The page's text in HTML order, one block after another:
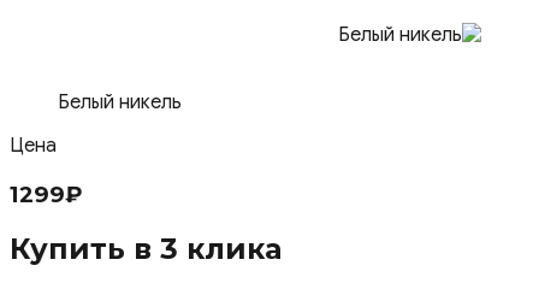
Белый никель
Цена
1299₽
Купить в 3 клика